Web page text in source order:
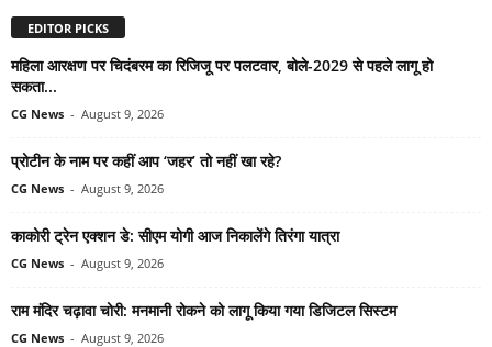
EDITOR PICKS
महिला आरक्षण पर चिदंबरम का रिजिजू पर पलटवार, बोले-2029 से पहले लागू हो
सकता...
CG News - August 9, 2026
प्रोटीन के नाम पर कहीं आप ‘जहर’ तो नहीं खा रहे?
CG News - August 9, 2026
काकोरी ट्रेन एक्शन डे: सीएम योगी आज निकालेंगे तिरंगा यात्रा
CG News - August 9, 2026
राम मंदिर चढ़ावा चोरी: मनमानी रोकने को लागू किया गया डिजिटल सिस्टम
CG News - August 9, 2026